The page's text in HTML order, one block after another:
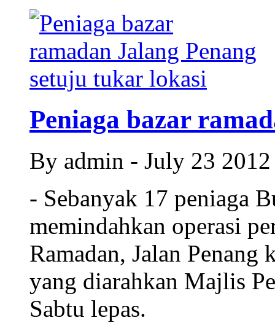
Peniaga bazar
By admin - July 23
- Sebanyak 17 peniaga
memindahkan operasi
Ramadan, Jalan Penang
yang diarahkan Majlis
Sabtu lepas.